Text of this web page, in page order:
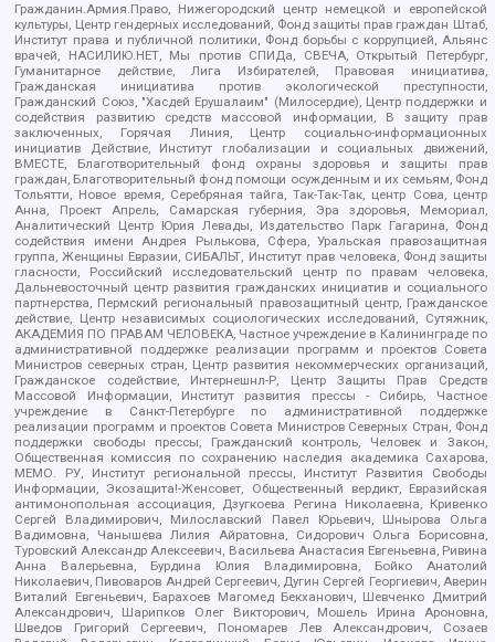
Гражданин.Армия.Право, Нижегородский центр немецкой и европейской
культуры, Центр гендерных исследований, Фонд защиты прав граждан Штаб,
Институт права и публичной политики, Фонд борьбы с коррупцией, Альянс
врачей, НАСИЛИЮ.НЕТ, Мы против СПИДа, СВЕЧА, Открытый Петербург,
Гуманитарное действие, Лига Избирателей, Правовая инициатива,
Гражданская инициатива против экологической преступности,
Гражданский Союз, "Хасдей Ерушалаим" (Милосердие), Центр поддержки и
содействия развитию средств массовой информации, В защиту прав
заключенных, Горячая Линия, Центр социально-информационных
инициатив Действие, Институт глобализации и социальных движений,
ВМЕСТЕ, Благотворительный фонд охраны здоровья и защиты прав
граждан, Благотворительный фонд помощи осужденным и их семьям, Фонд
Тольятти, Новое время, Серебряная тайга, Так-Так-Так, центр Сова, центр
Анна, Проект Апрель, Самарская губерния, Эра здоровья, Мемориал,
Аналитический Центр Юрия Левады, Издательство Парк Гагарина, Фонд
содействия имени Андрея Рылькова, Сфера, Уральская правозащитная
группа, Женщины Евразии, СИБАЛЬТ, Институт прав человека, Фонд защиты
гласности, Российский исследовательский центр по правам человека,
Дальневосточный центр развития гражданских инициатив и социального
партнерства, Пермский региональный правозащитный центр, Гражданское
действие, Центр независимых социологических исследований, Сутяжник,
АКАДЕМИЯ ПО ПРАВАМ ЧЕЛОВЕКА, Частное учреждение в Калининграде по
административной поддержке реализации программ и проектов Совета
Министров северных стран, Центр развития некоммерческих организаций,
Гражданское содействие, Интернешнл-Р, Центр Защиты Прав Средств
Массовой Информации, Институт развития прессы - Сибирь, Частное
учреждение в Санкт-Петербурге по административной поддержке
реализации программ и проектов Совета Министров Северных Стран, Фонд
поддержки свободы прессы, Гражданский контроль, Человек и Закон,
Общественная комиссия по сохранению наследия академика Сахарова,
МЕМО. РУ, Институт региональной прессы, Институт Развития Свободы
Информации, Экозащита!-Женсовет, Общественный вердикт, Евразийская
антимонопольная ассоциация, Дзугкоева Регина Николаевна, Кривенко
Сергей Владимирович, Милославский Павел Юрьевич, Шнырова Ольга
Вадимовна, Чанышева Лилия Айратовна, Сидорович Ольга Борисовна,
Туровский Александр Алексеевич, Васильева Анастасия Евгеньевна, Ривина
Анна Валерьевна, Бурдина Юлия Владимировна, Бойко Анатолий
Николаевич, Пивоваров Андрей Сергеевич, Дугин Сергей Георгиевич, Аверин
Виталий Евгеньевич, Барахоев Магомед Бекханович, Шевченко Дмитрий
Александрович, Шарипков Олег Викторович, Мошель Ирина Ароновна,
Шведов Григорий Сергеевич, Пономарев Лев Александрович, Созаев